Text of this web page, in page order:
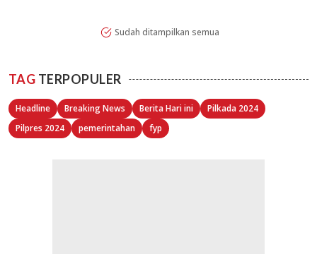
Sudah ditampilkan semua
TAG TERPOPULER
Headline Breaking News Berita Hari ini
Pilkada 2024
Pilpres 2024
pemerintahan fyp